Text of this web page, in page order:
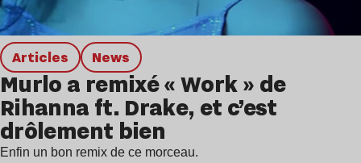
Articles news
Murlo a remixé « Work » de
Rihanna ft. Drake, et c’est
drôlement bien
Enfin un bon remix de ce morceau.